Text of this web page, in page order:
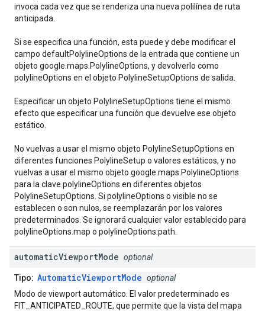
invoca cada vez que se renderiza una nueva polilínea de ruta
anticipada.
Si se especifica una función, esta puede y debe modificar el
campo defaultPolylineOptions de la entrada que contiene un
objeto google.maps.PolylineOptions, y devolverlo como
polylineOptions en el objeto PolylineSetupOptions de salida.
Especificar un objeto PolylineSetupOptions tiene el mismo
efecto que especificar una función que devuelve ese objeto
estático.
No vuelvas a usar el mismo objeto PolylineSetupOptions en
diferentes funciones PolylineSetup o valores estáticos, y no
vuelvas a usar el mismo objeto google.maps.PolylineOptions
para la clave polylineOptions en diferentes objetos
PolylineSetupOptions. Si polylineOptions o visible no se
establecen o son nulos, se reemplazarán por los valores
predeterminados. Se ignorará cualquier valor establecido para
polylineOptions.map o polylineOptions.path.
automaticViewportMode optional
Tipo: AutomaticViewportMode optional
Modo de viewport automático. El valor predeterminado es
FIT_ANTICIPATED_ROUTE, que permite que la vista del mapa